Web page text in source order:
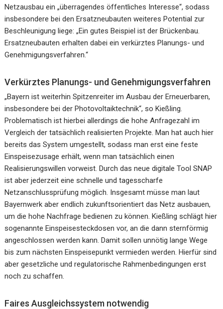
Netzausbau ein „überragendes öffentliches Interesse“, sodass
insbesondere bei den Ersatzneubauten weiteres Potential zur
Beschleunigung liege: „Ein gutes Beispiel ist der Brückenbau.
Ersatzneubauten erhalten dabei ein verkürztes Planungs- und
Genehmigungsverfahren.“
Verkürztes Planungs- und Genehmigungsverfahren
„Bayern ist weiterhin Spitzenreiter im Ausbau der Erneuerbaren,
insbesondere bei der Photovoltaiktechnik“, so Kießling.
Problematisch ist hierbei allerdings die hohe Anfragezahl im
Vergleich der tatsächlich realisierten Projekte. Man hat auch hier
bereits das System umgestellt, sodass man erst eine feste
Einspeisezusage erhält, wenn man tatsächlich einen
Realisierungswillen vorweist. Durch das neue digitale Tool SNAP
ist aber jederzeit eine schnelle und tagesscharfe
Netzanschlussprüfung möglich. Insgesamt müsse man laut
Bayernwerk aber endlich zukunftsorientiert das Netz ausbauen,
um die hohe Nachfrage bedienen zu können. Kießling schlägt hier
sogenannte Einspeisesteckdosen vor, an die dann sternförmig
angeschlossen werden kann. Damit sollen unnötig lange Wege
bis zum nächsten Einspeisepunkt vermieden werden. Hierfür sind
aber gesetzliche und regulatorische Rahmenbedingungen erst
noch zu schaffen.
Faires Ausgleichssystem notwendig